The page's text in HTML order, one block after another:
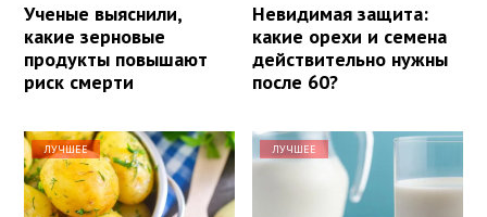
Ученые выяснили,
какие зерновые
продукты повышают
риск смерти
Невидимая защита:
какие орехи и семена
действительно нужны
после 60?
ЛУЧШЕЕ ЛУЧШЕЕ